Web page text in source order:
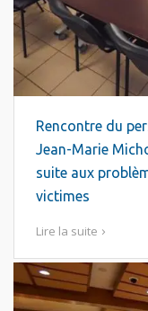
Rencontre du
Jean-Marie
suite aux
victimes
Lire la suite